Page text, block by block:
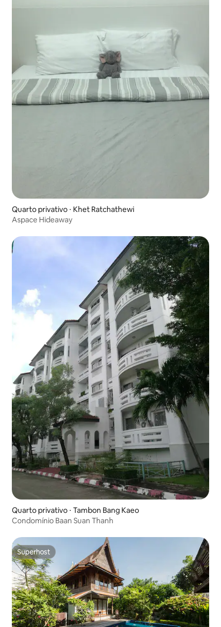
Quarto privativo ⋅ Khet Ratchathewi
Aspace Hideaway
Quarto privativo ⋅ Tambon Bang Kaeo
Condomínio Baan Suan Thanh
Superhost
Superhost